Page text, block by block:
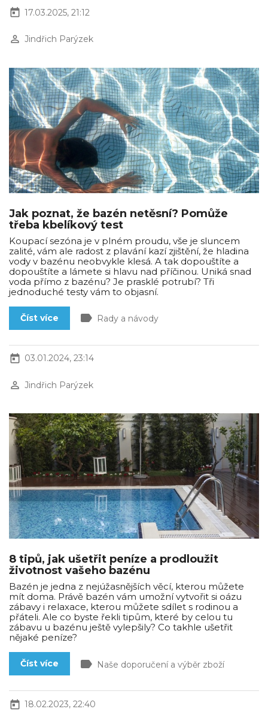
today 17.03.2025, 21:12
perm_identity Jindřich Parýzek
Jak poznat, že bazén netěsní? Pomůže
třeba kbelíkový test
Koupací sezóna je v plném proudu, vše je sluncem
zalité, vám ale radost z plavání kazí zjištění, že hladina
vody v bazénu neobvykle klesá. A tak dopouštíte a
dopouštíte a lámete si hlavu nad příčinou. Uniká snad
voda přímo z bazénu? Je prasklé potrubí? Tři
jednoduché testy vám to objasní.
Číst více label Rady a návody
today 03.01.2024, 23:14
perm_identity Jindřich Parýzek
8 tipů, jak ušetřit peníze a prodloužit
životnost vašeho bazénu
Bazén je jedna z nejúžasnějších věcí, kterou můžete
mít doma. Právě bazén vám umožní vytvořit si oázu
zábavy i relaxace, kterou můžete sdílet s rodinou a
přáteli. Ale co byste řekli tipům, které by celou tu
zábavu u bazénu ještě vylepšily? Co takhle ušetřit
nějaké peníze?
Číst více label Naše doporučení a výběr zboží
today 18.02.2023, 22:40